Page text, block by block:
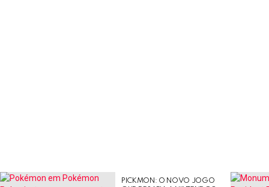
LATEST
PICKMON: O NOVO JOGO